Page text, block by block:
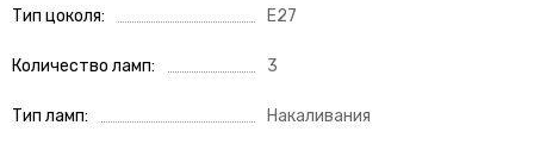
Тип цоколя E27
Количество ламп 3
Тип ламп Накаливания